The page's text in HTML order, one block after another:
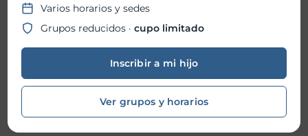
Fiesta Patronal 2026
Historial de Noticias
Varios horarios y sedes
Grupos reducidos ·cupo limitado
Inscribir a mi hijo
Ver grupos y horarios